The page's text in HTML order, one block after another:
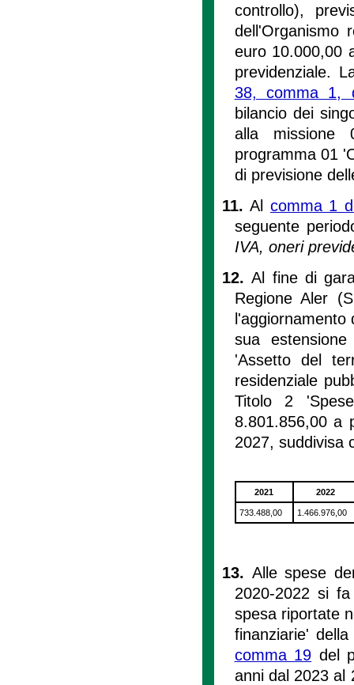
controllo),
dell'Organismo
euro 10.000,00
previdenziale.
38, comma 1,
bilancio dei
alla missione
programma 01
di previsione
11.Al comma 1
seguente
IVA, oneri
12.Al fine di
Regione Aler
sua
'Assetto del
residenziale
Titolo 2
8.801.856,00 a
2027, suddivisa
2021 2022
733.488,00 1.466.976,00
13. Alle spese
2020-2022 si
spesa riportate
finanziarie'
comma 19 del
anni dal 2023 al